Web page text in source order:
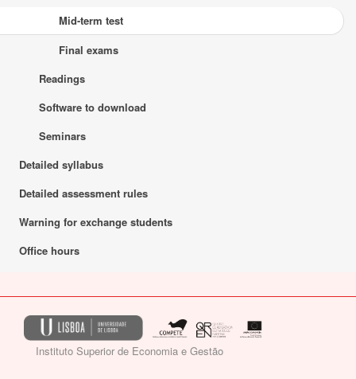
Mid-term test
Final exams
Readings
Software to download
Seminars
Detailed syllabus
Detailed assessment rules
Warning for exchange students
Office hours
Instituto Superior de Economia e Gestão